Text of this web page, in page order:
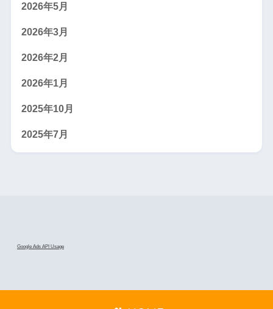
2026年5月
2026年3月
2026年2月
2026年1月
2025年10月
2025年7月
Google Ads API Usage